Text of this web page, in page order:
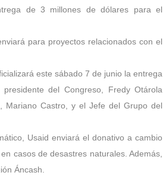
de 3 millones de dólares para el
para proyectos relacionados con el
este sábado 7 de junio la entrega
del Congreso, Fredy Otárola
Mariano Castro, y el Jefe del Grupo del
Usaid enviará el donativo a cambio
casos de desastres naturales. Además,
Áncash.